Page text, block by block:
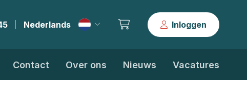
| Nederlands Inloggen
Contact Over ons Nieuws Vacatures